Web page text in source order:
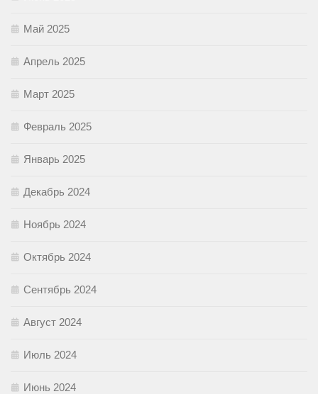
Май 2025
Апрель 2025
Март 2025
Февраль 2025
Январь 2025
Декабрь 2024
Ноябрь 2024
Октябрь 2024
Сентябрь 2024
Август 2024
Июль 2024
Июнь 2024